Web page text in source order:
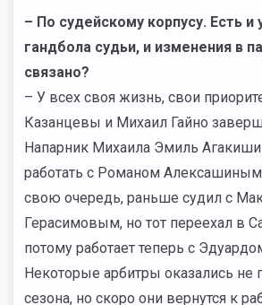
– По судейскому корпусу. Есть
гандбола судьи, и изменения в
связано?
– У всех своя жизнь, свои
Казанцевы и Михаил Гайно
Напарник Михаила Эмиль Агакиши
работать с Романом
свою очередь, раньше судил с
Герасимовым, но тот переехал в
потому работает теперь с
Некоторые арбитры оказались не
сезона, но скоро они вернутся к